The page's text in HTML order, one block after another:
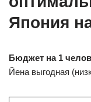
Япония
Бюджет на 1
Йена выгодная